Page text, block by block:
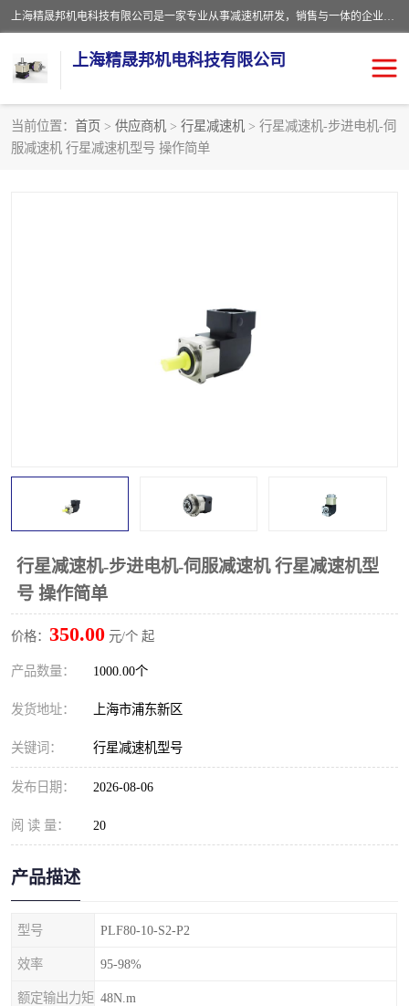
上海精晟邦机电科技有限公司是一家专业从事减速机研发，销售与一体的企业。公司拥有资深技术人员和技术团队服务人才，致力于为广大客户提供专业，细致的产品服务。主营产品有：中型减速电机，微型调速电机，精密行星减速机，蜗轮蜗杆减速机，RFKS四大系列减速机，SKM双曲面齿轮减速机，齿轮减速电机，行星减速机，防爆电机，变频器等系列；产品广泛用于汽车，船舶，能源，环保，包装，物流等领域，欢迎咨询。
上海精晟邦机电科技有限公司
当前位置： 首页 > 供应商机 > 行星减速机 > 行星减速机-步进电机-伺
服减速机 行星减速机型号 操作简单
行星减速机-步进电机-伺服减速机 行星减速机型
号 操作简单
价格： 350.00 元/个 起
产品数量： 1000.00个
发货地址： 上海市浦东新区
关键词： 行星减速机型号
发布日期： 2026-08-06
阅 读 量： 20
产品描述
型号 PLF80-10-S2-P2
效率 95-98%
额定输出力矩 48N.m
减速电机
晟邦电机